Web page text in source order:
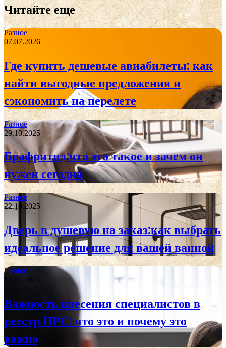
Читайте еще
Разное
07.07.2026
Где купить дешевые авиабилеты: как
найти выгодные предложения и
сэкономить на перелете
Разное
29.10.2025
Брафритид:что это такое и зачем он
нужен сегодня
Разное
22.10.2025
Дверь в душевую на заказ:как выбрать
идеальное решение для вашей ванной
Разное
13.07.2025
Важность внесения специалистов в
реестр НРС: что это и почему это
важно